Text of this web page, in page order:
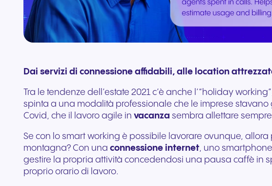
aggiuntivi
Collega Teams e CRM
interruzioni su
dispositivo.
un’esperienza
paziente e
più efficace
in co-
gli strumenti
vendite
Consulenza
+39 02 9974 9920
Dai servizi di connessione affidabili, alle location
Tra le tendenze dell’estate 2021 c’è anche l’“holiday
spinta a una modalità professionale che le imprese
Covid, che il lavoro agile in vacanza sembra allettare
Se con lo smart working è possibile lavorare ovunque,
montagna? Con una connessione internet, uno
gestire la propria attività concedendosi una pausa caffè in
proprio orario di lavoro.